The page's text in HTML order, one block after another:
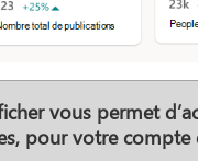
vous permet
pour votre compte